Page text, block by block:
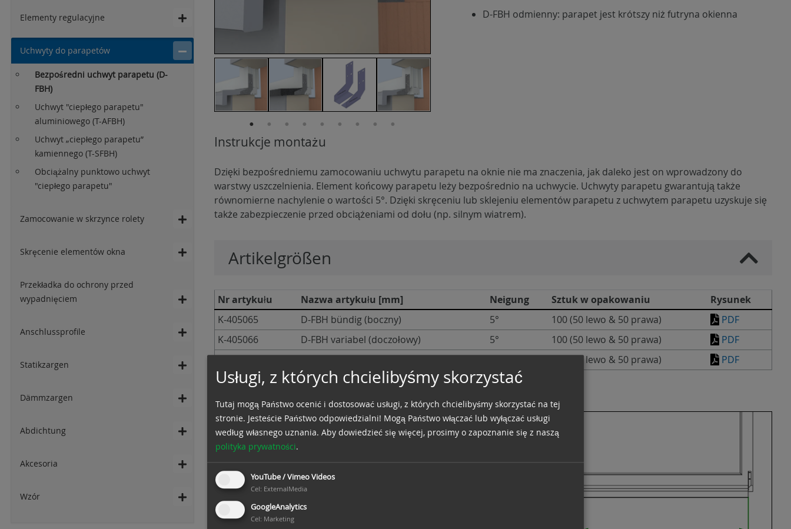
Elementy regulacyjne
Uchwyty do parapetów
Bezpośredni uchwyt parapetu (D-
FBH)
Uchwyt "ciepłego parapetu"
aluminiowego (T-AFBH)
Uchwyt „ciepłego parapetu”
kamiennego (T-SFBH)
Obciążalny punktowo uchwyt
"ciepłego parapetu"
Zamocowanie w skrzynce rolety
Skręcenie elementów okna
Przekładka do ochrony przed
wypadnięciem
Anschlussprofile
Statikzargen
Dämmzargen
Abdichtung
Akcesoria
Wzór
D-FBH odmienny: parapet jest krótszy niż futryna okienna
Instrukcje montażu
Dzięki bezpośredniemu zamocowaniu uchwytu parapetu na oknie nie ma znaczenia, jak daleko jest on wprowadzony do
warstwy uszczelnienia. Element końcowy parapetu leży bezpośrednio na uchwycie. Uchwyty parapetu gwarantują także
równomierne nachylenie o wartości 5°. Dzięki skręceniu lub sklejeniu elementów parapetu z uchwytem parapetu uzyskuje się
także zabezpieczenie przed obciążeniami od dołu (np. silnym wiatrem).
Artikelgrößen
Nr artykułu Nazwa artykułu [mm] Neigung Sztuk w opakowaniu
Rysunek
K-405065
D-FBH bündig (boczny) 5° 100 (50 lewo & 50 prawa)
PDF
K-405066
D-FBH variabel (doczołowy) 5° 100 (50 lewo & 50 prawa)
PDF
100 (50 lewo & 50 prawa) PDF
Befestigungsabstände bei Alufensterbänken
Usługi, z których chcielibyśmy skorzystać
Tutaj mogą Państwo ocenić i dostosować usługi, z których chcielibyśmy skorzystać na tej
stronie. Jesteście Państwo odpowiedzialni! Mogą Państwo włączać lub wyłączać usługi
według własnego uznania. Aby dowiedzieć się więcej, prosimy o zapoznanie się z naszą
polityka prywatności.
YouTube / Vimeo Videos
Cel: ExternalMedia
GoogleAnalytics
Cel: Marketing